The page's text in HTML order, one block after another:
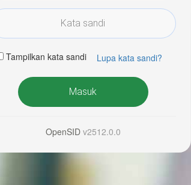
Tampilkan kata sandi Lupa kata sandi?
Masuk
OpenSIDv2512.0.0